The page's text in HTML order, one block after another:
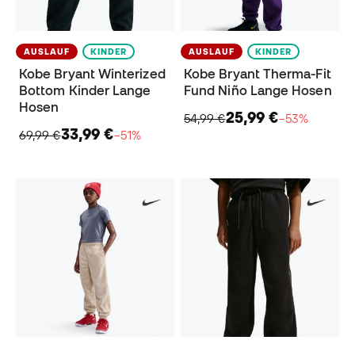
AUSLAUF KINDER
Kobe Bryant Winterized
Bottom Kinder Lange
Hosen
69,99 €33,99 €−51%
AUSLAUF KINDER
Kobe Bryant Therma-Fit
Fund Niño Lange Hosen
54,99 €25,99 €−53%